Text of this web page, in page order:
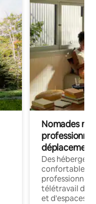
Nomades
déplacement
Des
confortables
professionnels
télétravail
et d'espaces